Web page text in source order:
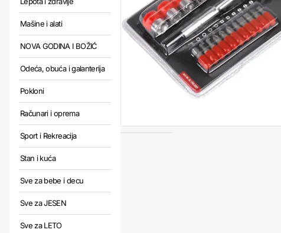
Mašine i alati
NOVA GODINA I BOŽIĆ
Odeća, obuća i galanterija
Pokloni
Računari i oprema
Sport i Rekreacija
Stan i kuća
Sve za bebe i decu
Sve za JESEN
Sve za LETO